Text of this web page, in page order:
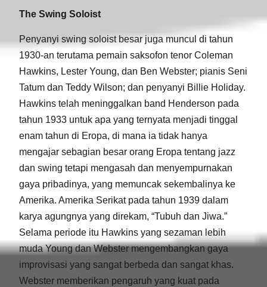
The Swing Soloist
Penyanyi swing soloist besar juga muncul di tahun
1930-an terutama pemain saksofon tenor Coleman
Hawkins, Lester Young, dan Ben Webster; pianis Seni
Tatum dan Teddy Wilson; dan penyanyi Billie Holiday.
Hawkins telah meninggalkan band Henderson pada
tahun 1933 untuk apa yang ternyata menjadi tinggal
enam tahun di Eropa, di mana ia tidak hanya
mengajar sebagian besar orang Eropa tentang jazz
dan swing tetapi mengasah dan menyempurnakan
gaya pribadinya, yang memuncak sekembalinya ke
Amerika. Amerika Serikat pada tahun 1939 dalam
karya agungnya yang direkam, “Tubuh dan Jiwa.”
Selama periode itu Hawkins yang sezaman lebih
muda Young dan Webster mengembangkan gaya
improvisasi yang sangat berbeda dan sangat khas.
Webster memberikan pengaruh yang kuat pada